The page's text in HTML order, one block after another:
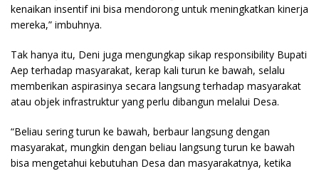
kenaikan insentif ini bisa mendorong untuk meningkatkan kinerja
mereka,” imbuhnya.
Tak hanya itu, Deni juga mengungkap sikap responsibility Bupati
Aep terhadap masyarakat, kerap kali turun ke bawah, selalu
memberikan aspirasinya secara langsung terhadap masyarakat
atau objek infrastruktur yang perlu dibangun melalui Desa.
“Beliau sering turun ke bawah, berbaur langsung dengan
masyarakat, mungkin dengan beliau langsung turun ke bawah
bisa mengetahui kebutuhan Desa dan masyarakatnya, ketika